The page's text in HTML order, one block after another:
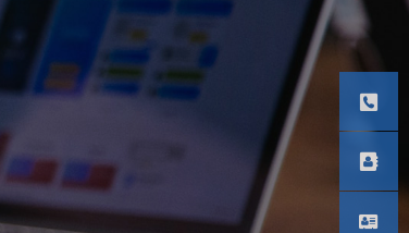
Тел
Телефо